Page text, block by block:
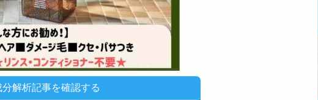
解析記事を確認する